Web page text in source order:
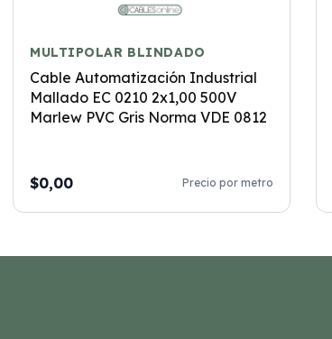
MULTIPOLAR BLINDADO
Cable Automatización Industrial
Mallado EC 0210 2x1,00 500V
Marlew PVC Gris Norma VDE 0812
$0,00 Precio por metro